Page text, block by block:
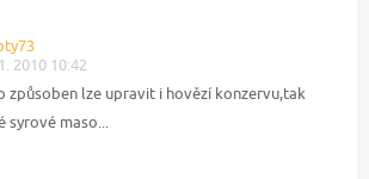
2010 10:42
způsoben lze upravit i hovězí konzervu,tak
syrové maso...